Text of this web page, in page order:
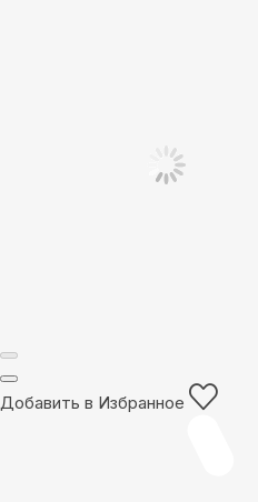
Добавить в Избранное